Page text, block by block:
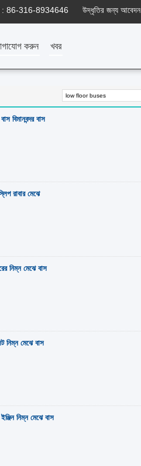
: 86-316-8934646 উদ্ধৃতির জন্য আবেদন
করুন খবর
বিমানবন্দর বাস
রাবার মেঝে
নিম্ন মেঝে বাস
নিম্ন মেঝে বাস
নিম্ন মেঝে বাস